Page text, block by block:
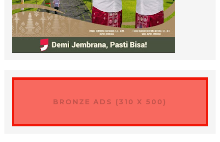
BRONZE ADS (310 X 500)